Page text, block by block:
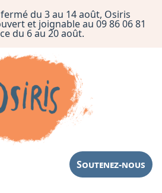
du 3 au 14 août, Osiris
et joignable au 09 86 06 81
du 6 au 20 août.
Soutenez-nous